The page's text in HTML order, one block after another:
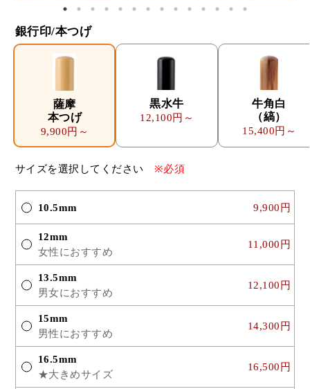
銀行印/本つげ
薩摩
本つげ
9,900円～
黒水牛
12,100円～
牛角白
（縞）
15,400円～
サイズを選択してください ※必須
10.5mm 9,900円
12mm
女性におすすめ
11,000円
13.5mm
男女におすすめ
12,100円
15mm
男性におすすめ
14,300円
16.5mm
★大きめサイズ
16,500円